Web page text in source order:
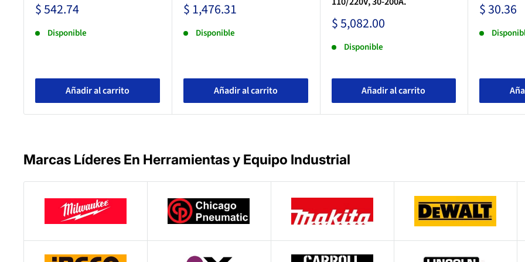
Precio
venta
$ 542.74
Disponible
Añadir al carrito
Precio
venta
$ 1,476.31
Disponible
Añadir al carrito
Precio
venta
$ 5,082.00
Disponible
Añadir al carrito
Precio
venta
$ 30.36
Marcas Líderes En Herramientas y Equipo Industrial